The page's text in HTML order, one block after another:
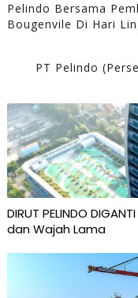
Pelindo Bersama
Bougenvile Di Hari
PT Pelindo
DIRUT PELINDO
dan Wajah Lama